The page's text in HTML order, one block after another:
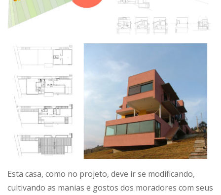
Esta casa, como no projeto, deve ir se modificando,
cultivando as manias e gostos dos moradores com seus